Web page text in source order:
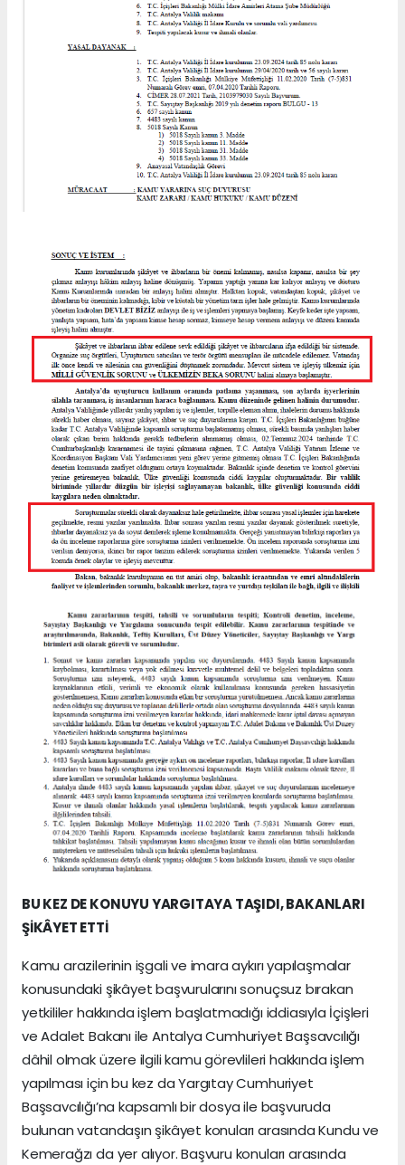
BU KEZ DE KONUYU YARGITAYA TAŞIDI, BAKANLARI
ŞİKÂYET ETTİ
Kamu arazilerinin işgali ve imara aykırı yapılaşmalar
konusundaki şikâyet başvurularını sonuçsuz bırakan
yetkililer hakkında işlem başlatmadığı iddiasıyla İçişleri
ve Adalet Bakanı ile Antalya Cumhuriyet Başsavcılığı
dâhil olmak üzere ilgili kamu görevlileri hakkında işlem
yapılması için bu kez da Yargıtay Cumhuriyet
Başsavcılığı’na kapsamlı bir dosya ile başvuruda
bulunan vatandaşın şikâyet konuları arasında Kundu ve
Kemerağzı da yer alıyor. Başvuru konuları arasında